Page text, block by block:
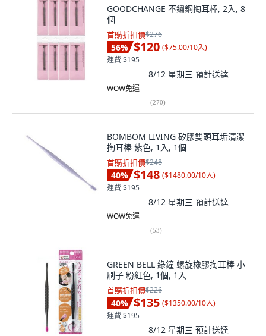
GOODCHANGE 不鏽鋼掏耳棒, 2入, 8
個
首購折扣價$276
56% $120 ($75.00/10入)
運費 $195
8/12 星期三 預計送達
WOW免運
(270)
BOMBOM LIVING 矽膠雙頭耳垢清潔
掏耳棒 紫色, 1入, 1個
首購折扣價$248
40% $148 ($1480.00/10入)
運費 $195
8/12 星期三 預計送達
WOW免運
(53)
GREEN BELL 綠鐘 螺旋橡膠掏耳棒 小
刷子 粉紅色, 1個, 1入
首購折扣價$226
40% $135 ($1350.00/10入)
運費 $195
8/12 星期三 預計送達